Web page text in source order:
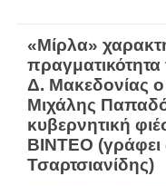
«Μίρλα»
Δ. Μακεδονίας
Μιχάλης
κυβερνητική
ΒΙΝΤΕΟ (γράφει
Τσαρτσιανίδης)